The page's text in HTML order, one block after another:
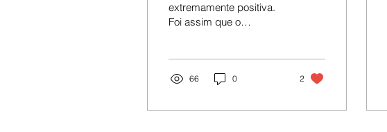
extremamente positiva.
Foi assim que o
números de...
66 0 2